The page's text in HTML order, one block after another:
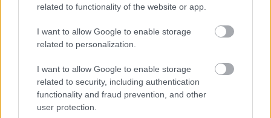
related to functionality of the website or app.
I want to allow Google to enable storage
related to personalization.
I want to allow Google to enable storage
related to security, including authentication
functionality and fraud prevention, and other
user protection.
Piréz haza a magasban?